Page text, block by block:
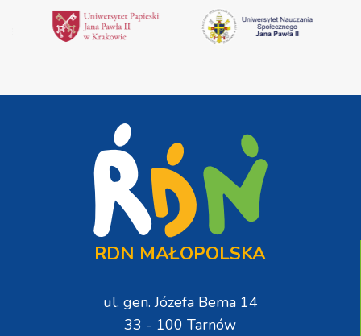
RDN MAŁOPOLSKA
ul. gen. Józefa Bema 14
33 - 100 Tarnów